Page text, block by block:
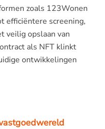
zoals 123Wonen
efficiëntere screening,
veilig opslaan van
als NFT klinkt
ontwikkelingen